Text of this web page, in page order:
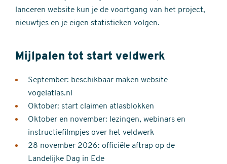
lanceren website kun je de voortgang van het project,
nieuwtjes en je eigen statistieken volgen.
Mijlpalen tot start veldwerk
September: beschikbaar maken website
vogelatlas.nl
Oktober: start claimen atlasblokken
Oktober en november: lezingen, webinars en
instructiefilmpjes over het veldwerk
28 november 2026: officiële aftrap op de
Landelijke Dag in Ede